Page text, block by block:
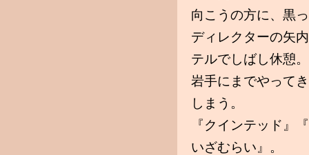
向こうの方に、黒
ディレクターの矢
テルでしばし休憩。
岩手にまでやって
しまう。
『クインテッド』
いざむらい』。